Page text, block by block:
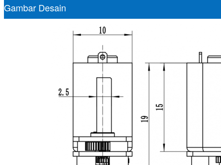
Gambar Desain